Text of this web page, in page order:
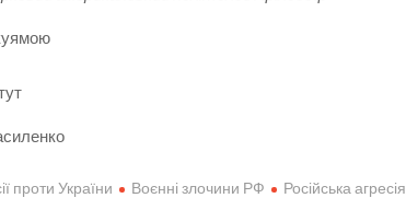
проти України Воєнні злочини РФ Російська агресія